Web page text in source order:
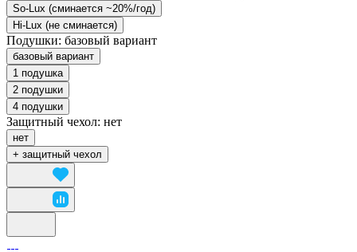
So-Lux (cминается ~20%/год)
Hi-Lux (не сминается)
Подушки: базовый вариант
базовый вариант
1 подушка
2 подушки
4 подушки
Защитный чехол: нет
нет
+ защитный чехол